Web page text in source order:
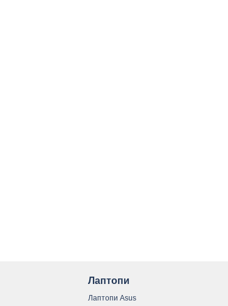
Лаптопи
Лаптопи Asus